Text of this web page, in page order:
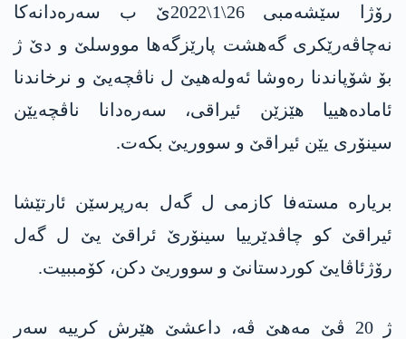
رۆژا سێشه‌مبی 26\1\2022ێ ب سەره‌دانەکا
نەچاڤەرێکری گه‌هشت پارێزگەها مووسلێ و دێ ژ
بۆ شۆپاندنا رەوشا ئەولەهیێ ل ناڤچەیێ و نرخاندنا
ئامادەهییا هێزێن ئیراقی، سەره‌دانا ناڤچەیێن
سینۆری یێن ئیراقێ و سووریێ بکەت.
بریارە مستەفا کازمی ل گەل بەرپرسێن ئارتێشا
ئیراقێ کو چاڤدێرییا سینۆرێ ئراقێ یێ ل گەل
رۆژئاڤایێ کوردستانێ و سووریێ دکن، كۆمببیت.
ژ 20 ڤێ مه‌هێ ڤه‌، داعشێ هێرش كرییه‌ سه‌ر